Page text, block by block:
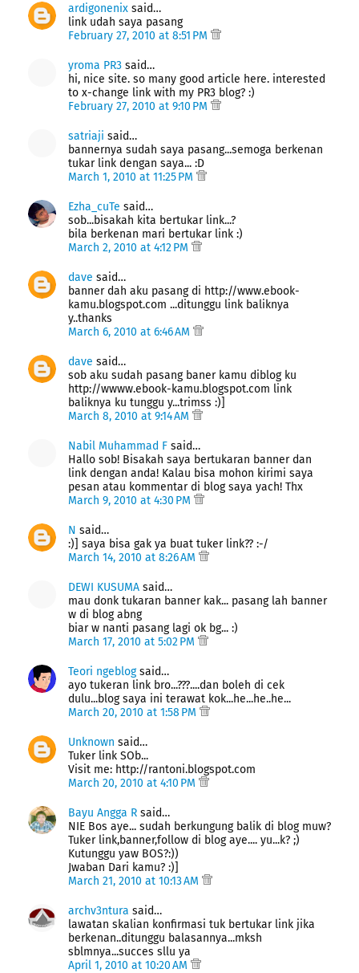
ardigonenix said…
link udah saya pasang
February 27, 2010 at 8:51 PM
yroma PR3 said…
hi, nice site. so many good article here. interested
to x-change link with my PR3 blog? :)
February 27, 2010 at 9:10 PM
satriaji said…
bannernya sudah saya pasang...semoga berkenan
tukar link dengan saya... :D
March 1, 2010 at 11:25 PM
Ezha_cuTe said…
sob...bisakah kita bertukar link...?
bila berkenan mari bertukar link :)
March 2, 2010 at 4:12 PM
dave said…
banner dah aku pasang di http://www.ebook-
kamu.blogspot.com ...ditunggu link baliknya
y..thanks
March 6, 2010 at 6:46 AM
dave said…
sob aku sudah pasang baner kamu diblog ku
http://wwww.ebook-kamu.blogspot.com link
baliknya ku tunggu y...trimss :)]
March 8, 2010 at 9:14 AM
Nabil Muhammad F said…
Hallo sob! Bisakah saya bertukaran banner dan
link dengan anda! Kalau bisa mohon kirimi saya
pesan atau kommentar di blog saya yach! Thx
March 9, 2010 at 4:30 PM
N said…
:)] saya bisa gak ya buat tuker link?? :-/
March 14, 2010 at 8:26 AM
DEWI KUSUMA said…
mau donk tukaran banner kak... pasang lah banner
w di blog abng
biar w nanti pasang lagi ok bg... :)
March 17, 2010 at 5:02 PM
Teori ngeblogsaid…
ayo tukeran link bro...???....dan boleh di cek
dulu...blog saya ini terawat kok...he...he..he...
March 20, 2010 at 1:58 PM
Unknown said…
Tuker link SOb...
Visit me: http://rantoni.blogspot.com
March 20, 2010 at 4:10 PM
Bayu Angga R said…
NIE Bos aye... sudah berkungung balik di blog muw?
Tuker link,banner,follow di blog aye.... yu...k? ;)
Kutunggu yaw BOS?:))
Jwaban Dari kamu? :)]
March 21, 2010 at 10:13 AM
archv3ntura said…
lawatan skalian konfirmasi tuk bertukar link jika
berkenan..ditunggu balasannya...mksh
sblmnya...succes sllu ya
April 1, 2010 at 10:20 AM